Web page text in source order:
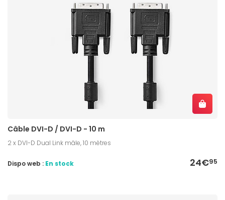
Câble DVI-D / DVI-D - 10 m
2 x DVI-D Dual Link mâle, 10 mètres
24€95
Dispo web : En stock